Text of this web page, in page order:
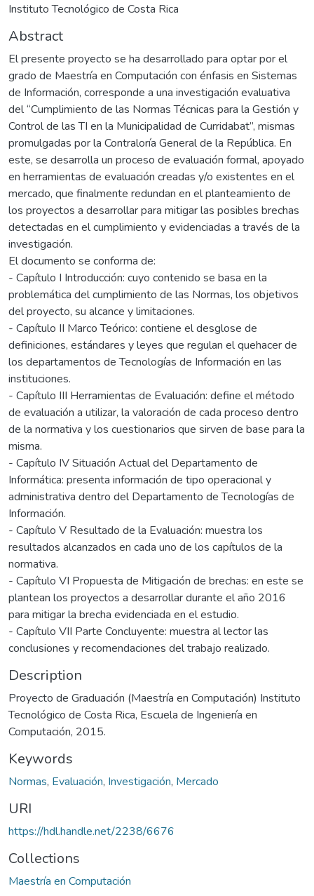
Instituto Tecnológico de Costa Rica
Abstract
El presente proyecto se ha desarrollado para optar por el
grado de Maestría en Computación con énfasis en Sistemas
de Información, corresponde a una investigación evaluativa
del “Cumplimiento de las Normas Técnicas para la Gestión y
Control de las TI en la Municipalidad de Curridabat”, mismas
promulgadas por la Contraloría General de la República. En
este, se desarrolla un proceso de evaluación formal, apoyado
en herramientas de evaluación creadas y/o existentes en el
mercado, que finalmente redundan en el planteamiento de
los proyectos a desarrollar para mitigar las posibles brechas
detectadas en el cumplimiento y evidenciadas a través de la
investigación.
El documento se conforma de:
- Capítulo I Introducción: cuyo contenido se basa en la
problemática del cumplimiento de las Normas, los objetivos
del proyecto, su alcance y limitaciones.
- Capítulo II Marco Teórico: contiene el desglose de
definiciones, estándares y leyes que regulan el quehacer de
los departamentos de Tecnologías de Información en las
instituciones.
- Capítulo III Herramientas de Evaluación: define el método
de evaluación a utilizar, la valoración de cada proceso dentro
de la normativa y los cuestionarios que sirven de base para la
misma.
- Capítulo IV Situación Actual del Departamento de
Informática: presenta información de tipo operacional y
administrativa dentro del Departamento de Tecnologías de
Información.
- Capítulo V Resultado de la Evaluación: muestra los
resultados alcanzados en cada uno de los capítulos de la
normativa.
- Capítulo VI Propuesta de Mitigación de brechas: en este se
plantean los proyectos a desarrollar durante el año 2016
para mitigar la brecha evidenciada en el estudio.
- Capítulo VII Parte Concluyente: muestra al lector las
conclusiones y recomendaciones del trabajo realizado.
Description
Proyecto de Graduación (Maestría en Computación) Instituto
Tecnológico de Costa Rica, Escuela de Ingeniería en
Computación, 2015.
Keywords
Normas, Evaluación, Investigación, Mercado
URI
https://hdl.handle.net/2238/6676
Collections
Maestría en Computación